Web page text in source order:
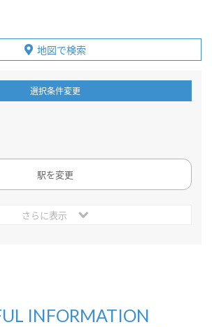
地図で検索
選択条件変更
駅を変更
さらに表示
INFORMATION